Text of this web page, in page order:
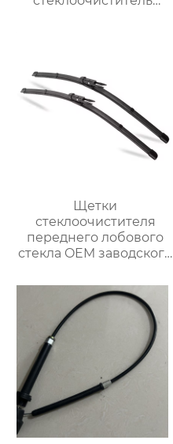
стеклоочистителя
Щетки
стеклоочистителя
переднего лобового
стекла OEM заводского
многофункциональный
обычный
стеклоочиститель
лобового стекла